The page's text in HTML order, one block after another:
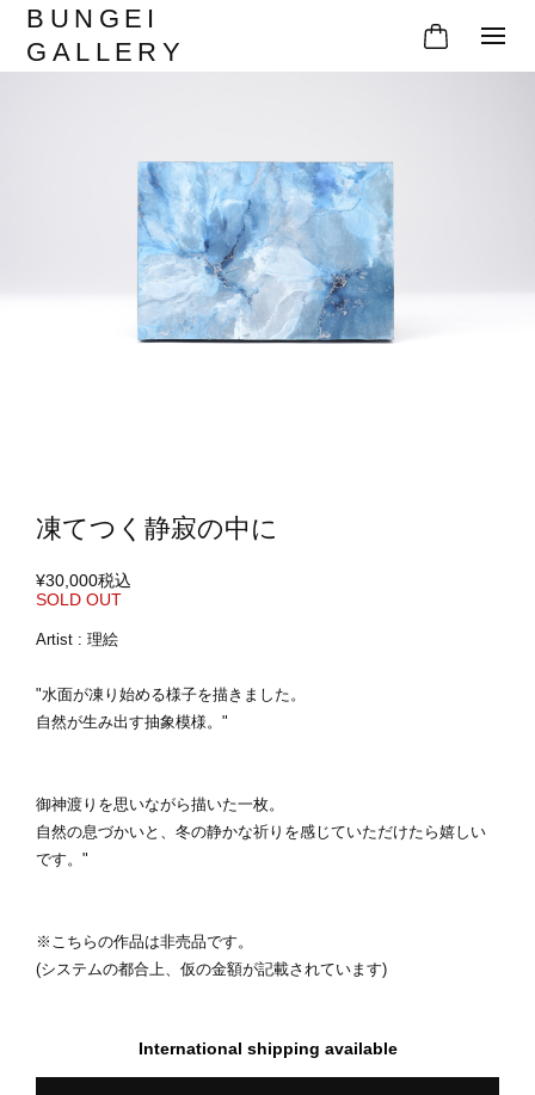
BUNGEI
GALLERY
凍てつく静寂の中に
¥30,000税込
SOLD OUT
Artist : 理絵
"水面が凍り始める様子を描きました。
自然が生み出す抽象模様。"
御神渡りを思いながら描いた一枚。
自然の息づかいと、冬の静かな祈りを感じていただけたら嬉しい
です。"
※こちらの作品は非売品です。
(システムの都合上、仮の金額が記載されています)
International shipping available